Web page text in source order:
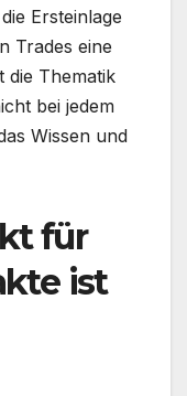
Ersteinlage
Trades eine
die Thematik
bei jedem
Wissen und
für
ist